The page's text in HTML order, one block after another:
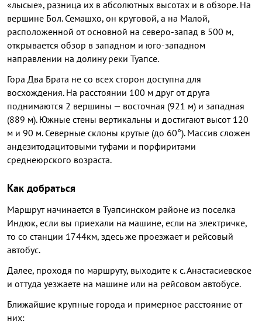
«лысые», разница их в абсолютных высотах и в обзоре. На
вершине Бол. Семашхо, он круговой, а на Малой,
расположенной от основной на северо-запад в 500 м,
открывается обзор в западном и юго-западном
направлении на долину реки Туапсе.
Гора Два Брата не со всех сторон доступна для
восхождения. На расстоянии 100 м друг от друга
поднимаются 2 вершины — восточная (921 м) и западная
(889 м). Южные стены вертикальны и достигают высот 120
м и 90 м. Северные склоны крутые (до 60°). Массив сложен
андезитодацитовыми туфами и порфиритами
среднеюрского возраста.
Как добраться
Маршрут начинается в Туапсинском районе из поселка
Индюк, если вы приехали на машине, если на электричке,
то со станции 1744км, здесь же проезжает и рейсовый
автобус.
Далее, проходя по маршруту, выходите к с. Анастасиевское
и оттуда уезжаете на машине или на рейсовом автобусе.
Ближайшие крупные города и примерное расстояние от
них: